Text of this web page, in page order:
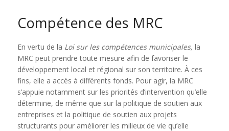
Compétence des MRC
En vertu de la Loi sur les compétences municipales, la
MRC peut prendre toute mesure afin de favoriser le
développement local et régional sur son territoire. À ces
fins, elle a accès à différents fonds. Pour agir, la MRC
s’appuie notamment sur les priorités d’intervention qu’elle
détermine, de même que sur la politique de soutien aux
entreprises et la politique de soutien aux projets
structurants pour améliorer les milieux de vie qu’elle